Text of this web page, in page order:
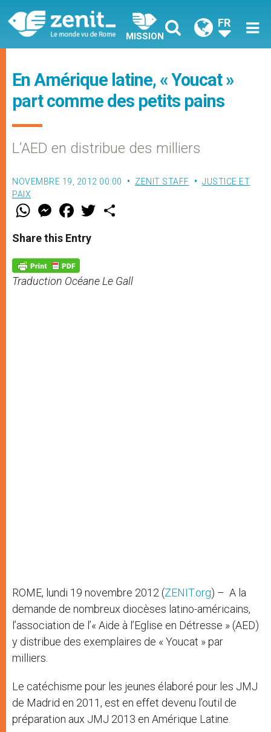
MISSION
FR
En Amérique latine, « Youcat »
part comme des petits pains
L’AED en distribue des milliers
NOVEMBRE 19, 2012 00:00 ZENIT STAFF
JUSTICE ET
PAIX
W
t
s
p
p
M
e
s
e
g
e
r
F
a
e
b
o
k
w
Share this Entry
Traduction Océane Le Gall
ROME, lundi 19 novembre 2012 (ZENIT.org) – A la
demande de nombreux diocèses latino-américains,
l’association de l’« Aide à l’Eglise en Détresse » (AED)
y distribue des exemplaires de « Youcat » par
milliers.
Le catéchisme pour les jeunes élaboré pour les JMJ
de Madrid en 2011, est en effet devenu l’outil de
préparation aux JMJ 2013 en Amérique Latine.